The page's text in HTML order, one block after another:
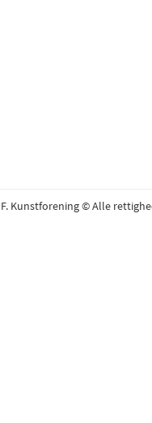
Kunstforening © Alle